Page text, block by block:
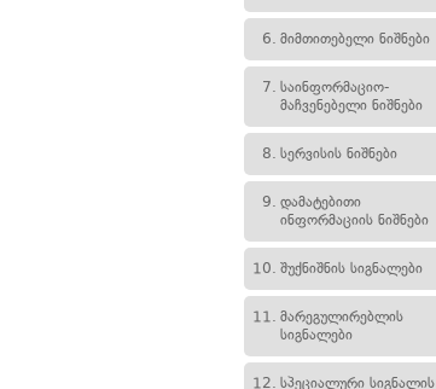
6. მიმთითებელი ნიშნები
7. საინფორმაციო-
მაჩვენებელი ნიშნები
8. სერვისის ნიშნები
9. დამატებითი
ინფორმაციის ნიშნები
10. შუქნიშნის სიგნალები
11. მარეგულირებლის
სიგნალები
12. სპეციალური სიგნალის